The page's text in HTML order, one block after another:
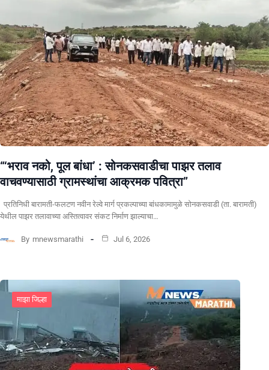
“‘भराव नको, पूल बांधा’ : सोनकसवाडीचा पाझर तलाव
वाचवण्यासाठी ग्रामस्थांचा आक्रमक पवित्रा”
प्रतिनिधी बारामती-फलटण नवीन रेल्वे मार्ग प्रकल्पाच्या बांधकामामुळे सोनकसवाडी (ता. बारामती)
येथील पाझर तलावाच्या अस्तित्वावर संकट निर्माण झाल्याचा…
By mnewsmarathi Jul 6, 2026
माझा जिल्हा